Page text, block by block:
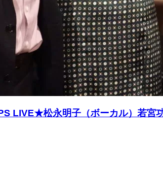
LIVE★松永明子（ボーカル）若宮